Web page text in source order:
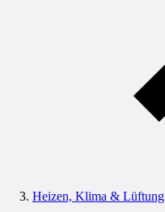
Heizen, Klima & Lüftung